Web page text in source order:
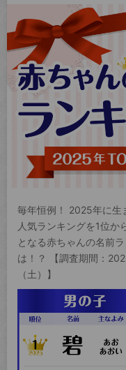
毎年恒例！ 2025年に生
人気ランキングを1位か
となる赤ちゃんの名前
は！？ 【調査期間：
（土）】